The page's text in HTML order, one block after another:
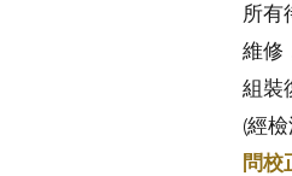
所有
維修
組裝
(經
問校